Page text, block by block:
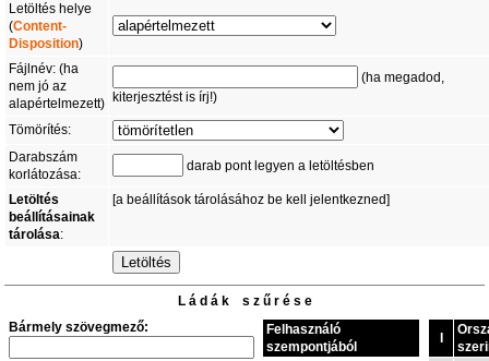
Letöltés helye
(Content-
Disposition)
Fájlnév: (ha
nem jó az
alapértelmezett)
(ha megadod,
kiterjesztést is írj!)
Tömörítés:
Darabszám
korlátozása:
darab pont legyen a letöltésben
Letöltés
beállításainak
tárolása:
[a beállítások tárolásához be kell jelentkezned]
L á d á k s z ű r é s e
Bármely szövegmező:
Felhasználó
szempontjából